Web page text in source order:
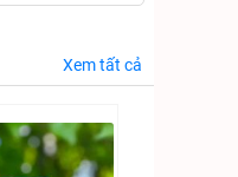
Xem tất cả